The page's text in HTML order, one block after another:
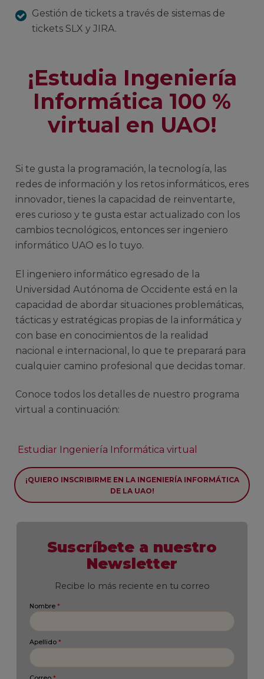
Gestión de tickets a través de sistemas de
tickets SLX y JIRA.
¡Estudia Ingeniería
Informática 100 %
virtual en UAO!
Si te gusta la programación, la tecnología, las
redes de información y los retos informáticos, eres
innovador, tienes la capacidad de reinventarte,
eres curioso y te gusta estar actualizado con los
cambios tecnológicos, entonces ser ingeniero
informático UAO es lo tuyo.
El ingeniero informático egresado de la
Universidad Autónoma de Occidente está en la
capacidad de abordar situaciones problemáticas,
tácticas y estratégicas propias de la informática y
con base en conocimientos de la realidad
nacional e internacional, lo que te preparará para
cualquier camino profesional que decidas tomar.
Conoce todos los detalles de nuestro programa
virtual a continuación:
Estudiar Ingeniería Informática virtual
¡QUIERO INSCRIBIRME EN LA INGENIERÍA INFORMÁTICA
DE LA UAO!